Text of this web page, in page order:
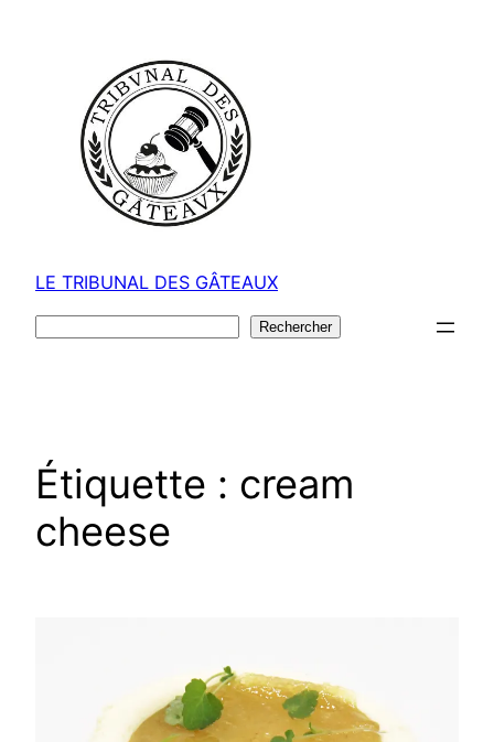
LE TRIBUNAL DES GÂTEAUX
Rechercher
Étiquette : cream
cheese